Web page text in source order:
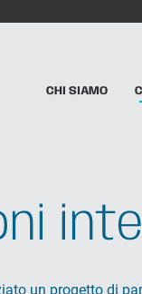
CHI SIAMO
un progetto di